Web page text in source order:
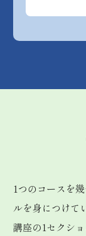
1つのコースを
ルを身につけて
講座の1セクシ